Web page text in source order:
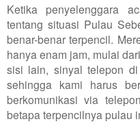
Ketika penyelenggara
tentang situasi Pulau
benar-benar terpencil.
hanya enam jam, mulai
sisi lain, sinyal telepon
sehingga kami harus
berkomunikasi via
betapa terpencilnya pulau